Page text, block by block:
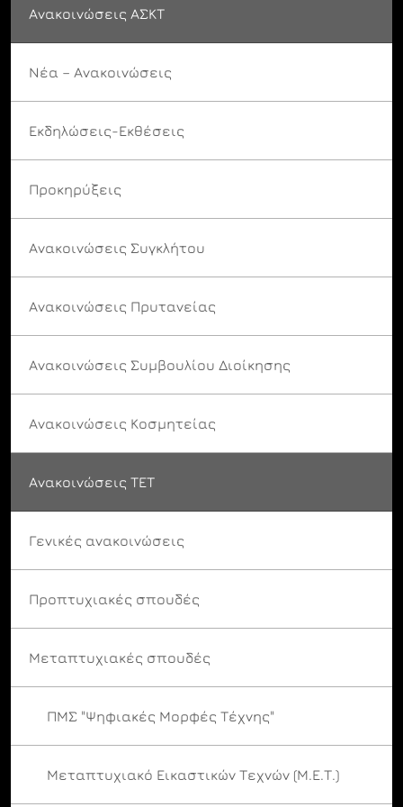
Ανακοινώσεις ΑΣΚΤ
Νέα – Ανακοινώσεις
Εκδηλώσεις-Εκθέσεις
Προκηρύξεις
Ανακοινώσεις Συγκλήτου
Ανακοινώσεις Πρυτανείας
Ανακοινώσεις Συμβουλίου Διοίκησης
Ανακοινώσεις Κοσμητείας
Ανακοινώσεις ΤΕΤ
Γενικές ανακοινώσεις
Προπτυχιακές σπουδές
Μεταπτυχιακές σπουδές
ΠΜΣ "Ψηφιακές Μορφές Τέχνης"
Μεταπτυχιακό Εικαστικών Τεχνών (Μ.Ε.Τ.)